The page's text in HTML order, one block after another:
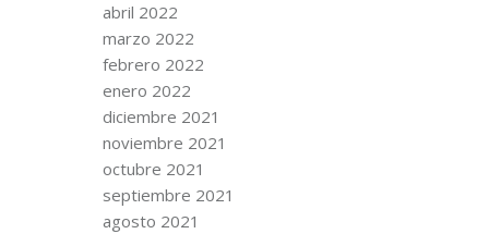
abril 2022
marzo 2022
febrero 2022
enero 2022
diciembre 2021
noviembre 2021
octubre 2021
septiembre 2021
agosto 2021